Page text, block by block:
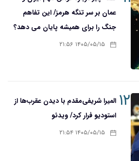
عمان بر سر تنگه هرمز/ این تفاهم
جنگ را برای همیشه پایان می دهد؟
۱۴۰۵/۰۵/۱۵ ۲۱:۵۶
۱۲ المیرا شریفی‌مقدم با دیدن عقرب‌ها از
استودیو فرار کرد/ ویدئو
۱۴۰۵/۰۵/۱۵ ۲۱:۵۴